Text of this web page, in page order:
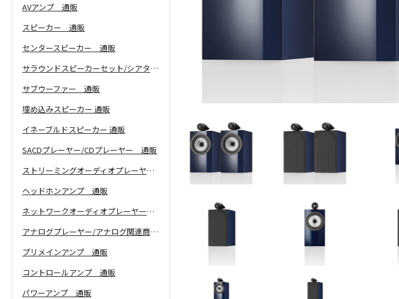
AVアンプ 通販
スピーカー 通販
センタースピーカー 通販
サラウンドスピーカーセット/シアターバー 通販
サブウーファー 通販
埋め込みスピーカー 通販
イネーブルドスピーカー 通販
SACDプレーヤー/CDプレーヤー 通販
ストリーミングオーディオプレーヤー 通販
ヘッドホンアンプ 通販
ネットワークオーディオプレーヤー 通販
アナログプレーヤー/アナログ関連商品 通販
プリメインアンプ 通販
コントロールアンプ 通販
パワーアンプ 通販